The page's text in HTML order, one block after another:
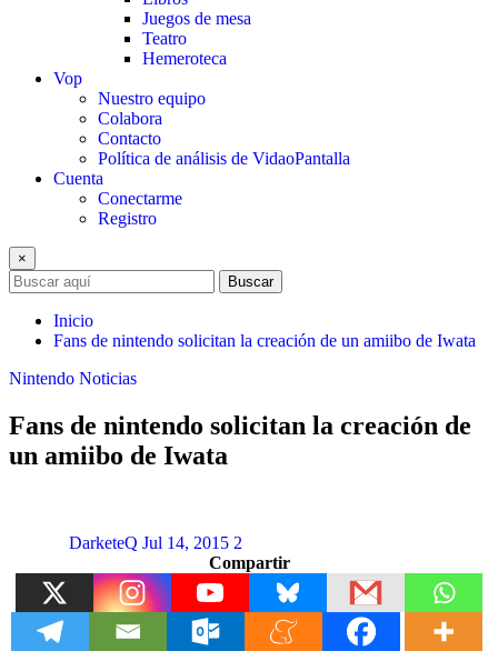
Juegos de mesa
Teatro
Hemeroteca
Vop
Nuestro equipo
Colabora
Contacto
Política de análisis de VidaoPantalla
Cuenta
Conectarme
Registro
×
Buscar
Inicio
Fans de nintendo solicitan la creación de un amiibo de Iwata
Nintendo Noticias
Fans de nintendo solicitan la creación de
un amiibo de Iwata
DarketeQ Jul 14, 2015 2
Compartir